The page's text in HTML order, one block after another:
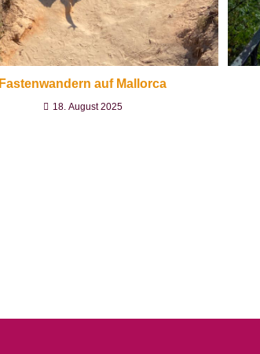
Fastenwandern auf Mallorca
18. August 2025